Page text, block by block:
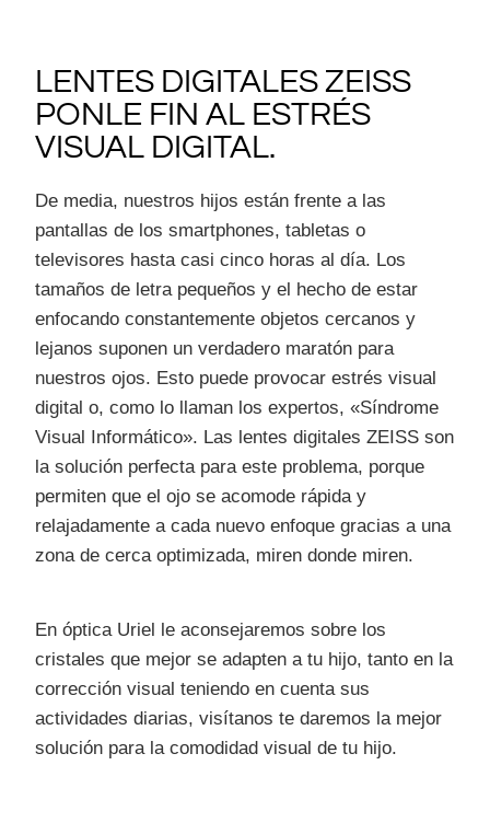
LENTES DIGITALES ZEISS
PONLE FIN AL ESTRÉS
VISUAL DIGITAL.
De media, nuestros hijos están frente a las
pantallas de los smartphones, tabletas o
televisores hasta casi cinco horas al día. Los
tamaños de letra pequeños y el hecho de estar
enfocando constantemente objetos cercanos y
lejanos suponen un verdadero maratón para
nuestros ojos. Esto puede provocar estrés visual
digital o, como lo llaman los expertos, «Síndrome
Visual Informático». Las lentes digitales ZEISS son
la solución perfecta para este problema, porque
permiten que el ojo se acomode rápida y
relajadamente a cada nuevo enfoque gracias a una
zona de cerca optimizada, miren donde miren.
En óptica Uriel le aconsejaremos sobre los
cristales que mejor se adapten a tu hijo, tanto en la
corrección visual teniendo en cuenta sus
actividades diarias, visítanos te daremos la mejor
solución para la comodidad visual de tu hijo.